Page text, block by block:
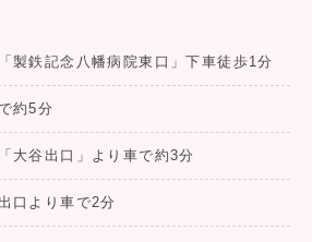
製鉄記念八幡病院東口」下車徒歩1分
約5分
大谷出口」より車で約3分
口より車で2分